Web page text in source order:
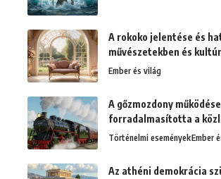
A rokoko jelentése és
művészetekben és
Ember és világ
A gőzmozdony
forradalmasította a
Történelmi eseményekEmber
Az athéni demokrácia